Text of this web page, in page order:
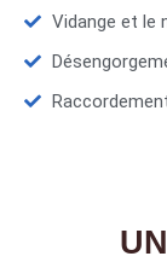
Vidange et le